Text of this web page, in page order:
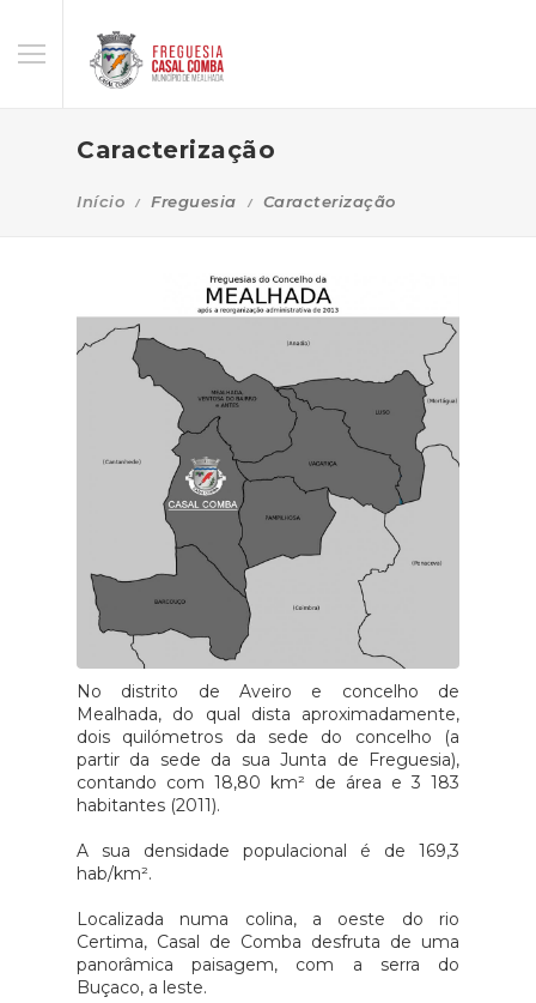
Caracterização
Início Freguesia Caracterização
No distrito de Aveiro e concelho de
Mealhada, do qual dista aproximadamente,
dois quilómetros da sede do concelho (a
partir da sede da sua Junta de Freguesia),
contando com 18,80 km² de área e 3 183
habitantes (2011).
A sua densidade populacional é de 169,3
hab/km².
Localizada numa colina, a oeste do rio
Certima, Casal de Comba desfruta de uma
panorâmica paisagem, com a serra do
Buçaco, a leste.